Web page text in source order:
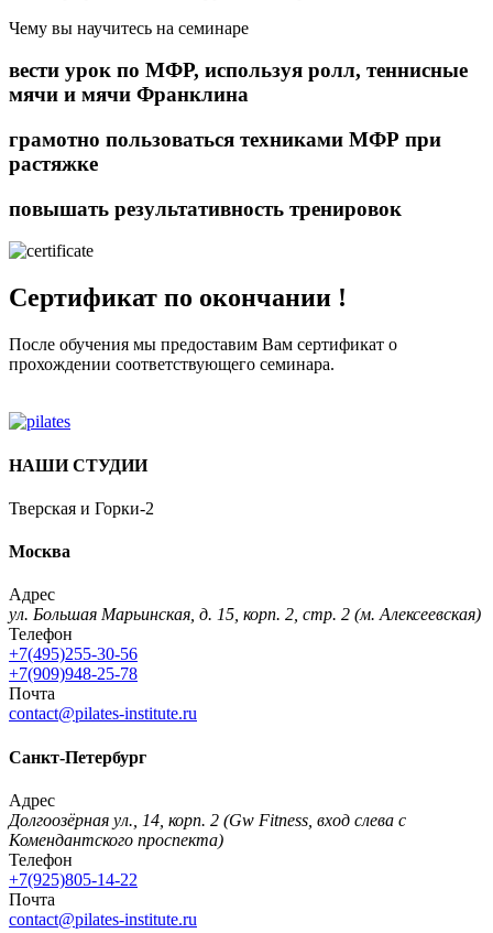
Чему вы научитесь на семинаре
вести урок по МФР, используя ролл, теннисные
мячи и мячи Франклина
грамотно пользоваться техниками МФР при
растяжке
повышать результативность тренировок
Сертификат по окончании !
После обучения мы предоставим Вам сертифиĸат о
прохождении соответствующего семинара.
НАШИ СТУДИИ
Тверская и Горки-2
Москва
Адрес
ул. Большая Марьинская, д. 15, корп. 2, стр. 2 (м. Алексеевская)
Телефон
+7(495)255-30-56
+7(909)948-25-78
Почта
contact@pilates-institute.ru
Санкт-Петербург
Адрес
Долгоозёрная ул., 14, корп. 2 (Gw Fitness, вход слева с
Комендантского проспекта)
Телефон
+7(925)805-14-22
Почта
contact@pilates-institute.ru